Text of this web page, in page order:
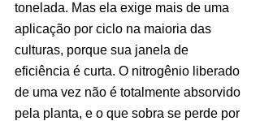
tonelada. Mas ela exige mais de uma
aplicação por ciclo na maioria das
culturas, porque sua janela de
eficiência é curta. O nitrogênio liberado
de uma vez não é totalmente absorvido
pela planta, e o que sobra se perde por